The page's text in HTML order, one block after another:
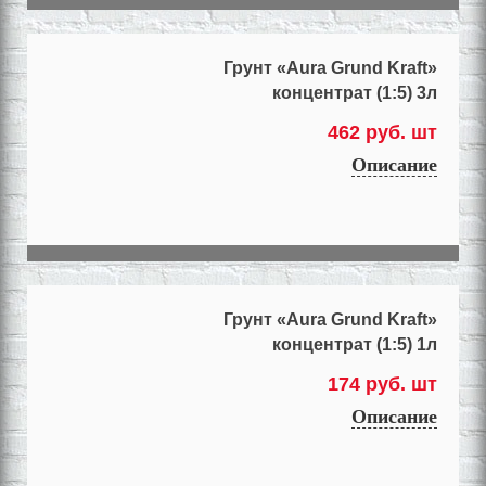
Грунт «Aura Grund Kraft»
концентрат (1:5) 3л
462 руб. шт
Описание
Грунт «Aura Grund Kraft»
концентрат (1:5) 1л
174 руб. шт
Описание